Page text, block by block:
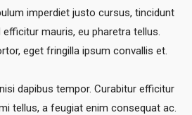
imperdiet justo cursus, tincidunt
mauris, eu pharetra tellus.
eget fringilla ipsum convallis et.
dapibus tempor. Curabitur efficitur
tellus, a feugiat enim consequat ac.